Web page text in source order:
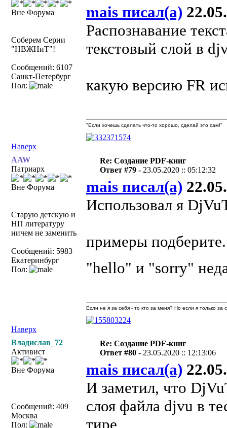
Вне Форума
Соберем Серии
"НВЖНиТ"!
Сообщений: 6107
Санкт-Петербург
Пол:
mais писал(а)
Распознавание
текстовый слой в
какую версию FR
Наверх
"Если хочешь сделать что-то хорошо, сделай это сам!"
AAW
Патриарх
Вне Форума
Старую детскую и
НП литературу
ничем не заменить
Сообщений: 5983
Екатеринбург
Пол:
Re: Создание PDF-книг
Ответ #79 - 23.05.2020 :: 05:12:32
mais писал(а)
Использовал я
примеры
"hello" и "sorry"
Наверх
Если не я за себя - то кто за меня? Но если я только
Владислав_72
Активист
Вне Форума
Сообщений: 409
Москва
Пол:
Re: Создание PDF-книг
Ответ #80 - 23.05.2020 :: 12:13:06
mais писал(а)
И заметил, что
слоя файла djvu в
тире